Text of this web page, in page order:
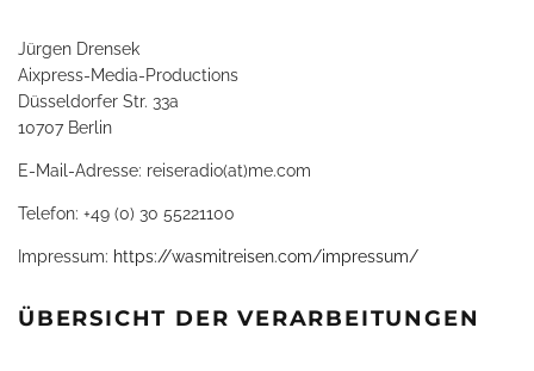
Jürgen Drensek
Aixpress-Media-Productions
Düsseldorfer Str. 33a
10707 Berlin
E-Mail-Adresse: reiseradio(at)me.com
Telefon: +49 (0) 30 55221100
Impressum: https://wasmitreisen.com/impressum/
ÜBERSICHT DER VERARBEITUNGEN